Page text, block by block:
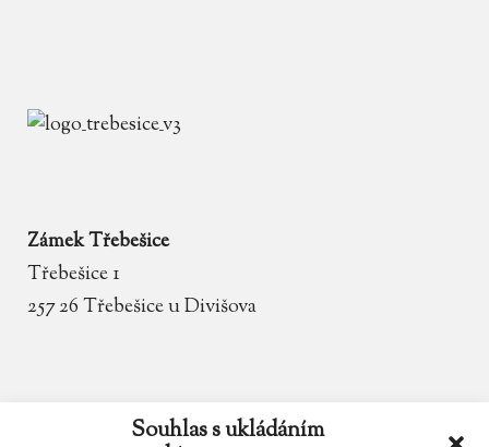
Souhlas s ukládáním
Zámek Třebešice
Třebešice 1
257 26 Třebešice u Divišova
zamek.trebesice@volny.cz